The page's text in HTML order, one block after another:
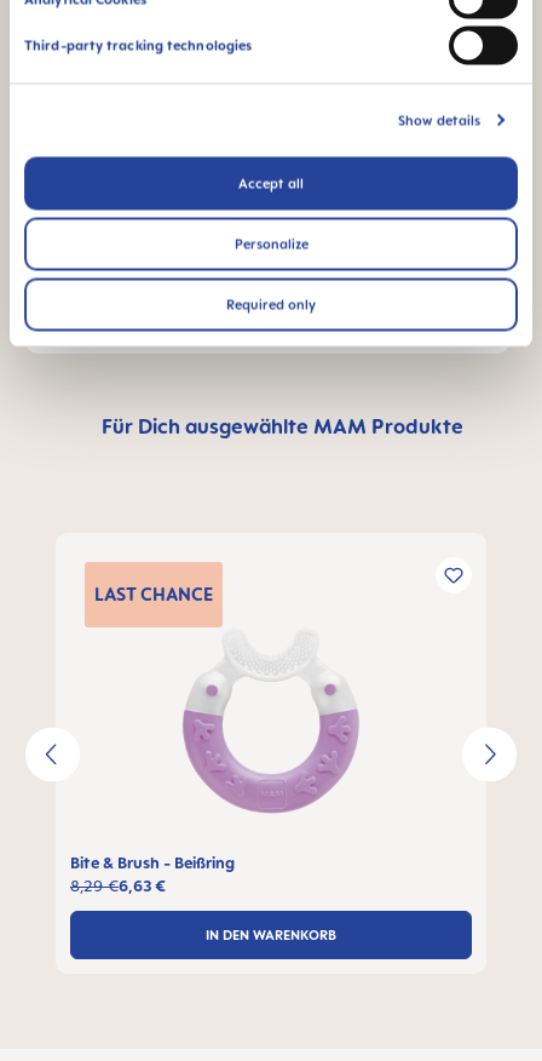
Third-party tracking technologies
Show details
Accept all
Personalize
Required only
Größe: 0.03 MB
Bitte schreibe uns eine Nachricht, wir
melden uns schnellstmöglich bei dir.
NACHRICHT SCHREIBEN
Für Dich ausgewählte MAM Produkte
LASTCHANCE
Bite & Brush - Beißring
6,63 €
8,29 €
IN DEN WARENKORB